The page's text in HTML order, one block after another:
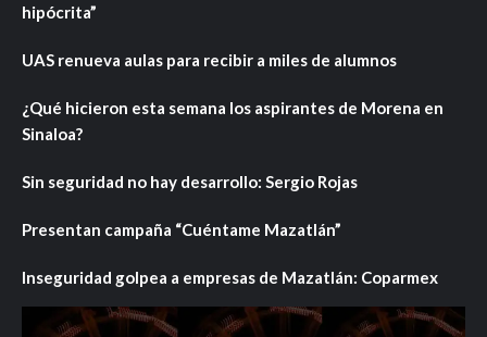
hipócrita”
UAS renueva aulas para recibir a miles de alumnos
¿Qué hicieron esta semana los aspirantes de Morena en
Sinaloa?
Sin seguridad no hay desarrollo: Sergio Rojas
Presentan campaña “Cuéntame Mazatlán”
Inseguridad golpea a empresas de Mazatlán: Coparmex